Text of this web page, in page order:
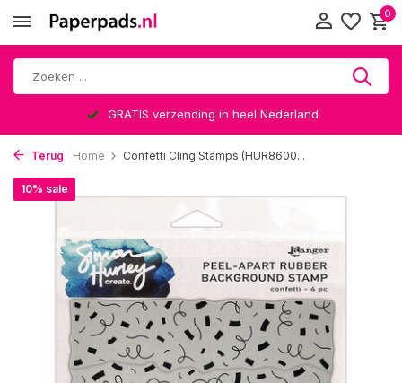
0
GRATIS verzending in heel Nederland
Terug Home Confetti Cling Stamps (HUR8600...
10% sale